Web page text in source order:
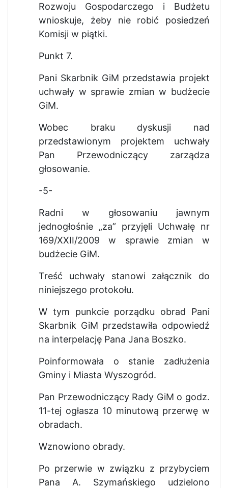
Rozwoju Gospodarczego i Budżetu
wnioskuje, żeby nie robić posiedzeń
Komisji w piątki.
Punkt 7.
Pani Skarbnik GiM przedstawia projekt
uchwały w sprawie zmian w budżecie
GiM.
Wobec braku dyskusji nad
przedstawionym projektem uchwały
Pan Przewodniczący zarządza
głosowanie.
-5-
Radni w głosowaniu jawnym
jednogłośnie „za” przyjęli Uchwałę nr
169/XXII/2009 w sprawie zmian w
budżecie GiM.
Treść uchwały stanowi załącznik do
niniejszego protokołu.
W tym punkcie porządku obrad Pani
Skarbnik GiM przedstawiła odpowiedź
na interpelację Pana Jana Boszko.
Poinformowała o stanie zadłużenia
Gminy i Miasta Wyszogród.
Pan Przewodniczący Rady GiM o godz.
11-tej ogłasza 10 minutową przerwę w
obradach.
Wznowiono obrady.
Po przerwie w związku z przybyciem
Pana A. Szymańskiego udzielono